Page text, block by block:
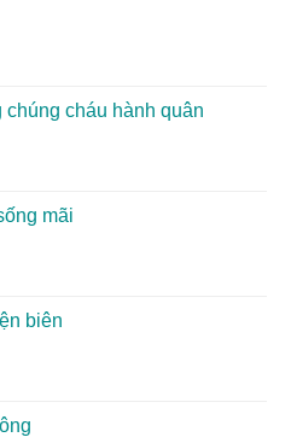
chúng cháu hành quân
mãi
biên